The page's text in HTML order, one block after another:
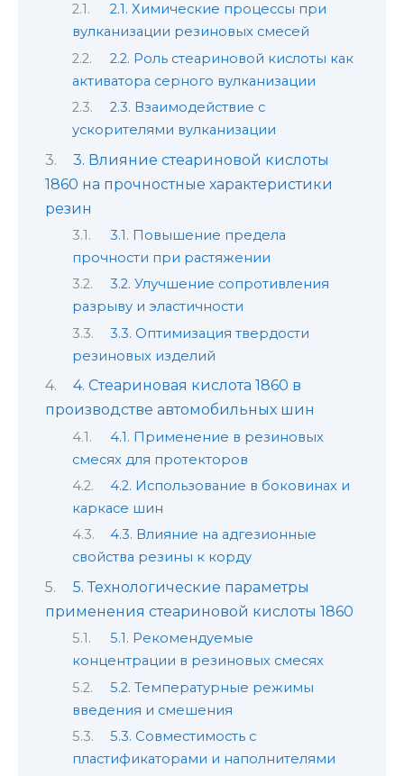
2.1. Химические процессы при
вулканизации резиновых смесей
2.2. Роль стеариновой кислоты как
активатора серного вулканизации
2.3. Взаимодействие с
ускорителями вулканизации
3. Влияние стеариновой кислоты
1860 на прочностные характеристики
резин
3.1. Повышение предела
прочности при растяжении
3.2. Улучшение сопротивления
разрыву и эластичности
3.3. Оптимизация твердости
резиновых изделий
4. Стеариновая кислота 1860 в
производстве автомобильных шин
4.1. Применение в резиновых
смесях для протекторов
4.2. Использование в боковинах и
каркасе шин
4.3. Влияние на адгезионные
свойства резины к корду
5. Технологические параметры
применения стеариновой кислоты 1860
5.1. Рекомендуемые
концентрации в резиновых смесях
5.2. Температурные режимы
введения и смешения
5.3. Совместимость с
пластификаторами и наполнителями